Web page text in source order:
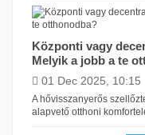
Központi vagy
Melyik a jobb a te
01 Dec 2025, 10:15
A hővisszanyerős
alapvető otthoni